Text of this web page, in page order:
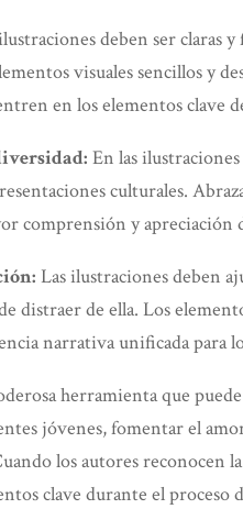
deben ser claras
visuales sencillos y
en los elementos clave
En las
culturales.
comprensión y apreciación
Las ilustraciones deben
distraer de ella. Los
narrativa unificada para
herramienta que
jóvenes, fomentar el
los autores reconocen
clave durante el